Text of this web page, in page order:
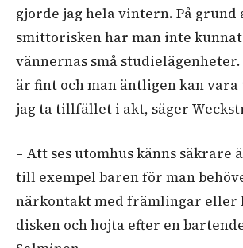
gjorde jag hela vintern. På grund
smittorisken har man inte kunnat
vännernas små
är fint och man äntligen kan
jag ta tillfället i akt, säger
– Att ses utomhus känns säkrare
till exempel baren för man
närkontakt med främlingar eller
disken och hojta efter en